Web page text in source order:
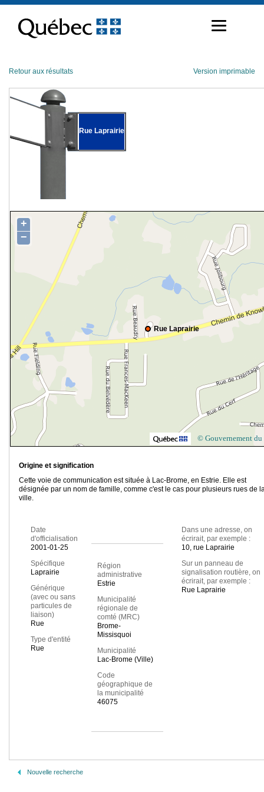
contenu
Retour aux résultats Version imprimable
Rue Laprairie
Rue Laprairie
+
−
© Gouvernement du
Origine et signification
Cette voie de communication est située à Lac-Brome, en Estrie. Elle est
désignée par un nom de famille, comme c'est le cas pour plusieurs rues de
ville.
Date
d'officialisation
2001-01-25
Spécifique
Laprairie
Générique
(avec ou sans
particules de
liaison)
Rue
Type d'entité
Rue
Région
administrative
Estrie
Municipalité
régionale de
comté (MRC)
Brome-
Missisquoi
Municipalité
Lac-Brome (Ville)
Code
géographique de
la municipalité
46075
Dans une adresse, on
écrirait, par exemple :
10, rue Laprairie
Sur un panneau de
signalisation routière, on
écrirait, par exemple :
Rue Laprairie
Nouvelle recherche